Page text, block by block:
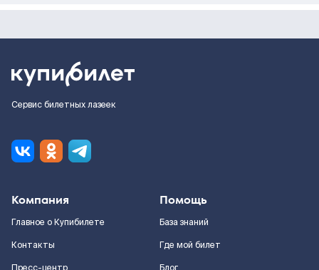
Сервис билетных лазеек
Компания
Главное о Купибилете
Контакты
Помощь
База знаний
Где мой билет